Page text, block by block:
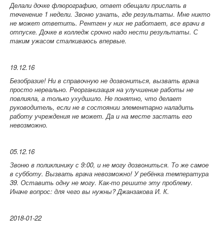
Делали дочке флюрографию, ответ обещали прислать в
теченение 1 недели. Звоню узнать, где результаты. Мне никто
не может ответить. Рентген у них не работает, все врачи в
отпуске. Дочке в колледж срочно надо нести результаты. С
таким ужасом сталкиваюсь впервые.
19.12.16
Безобразие! Ни в справочную не дозвониться, вызвать врача
просто нереально. Реорганизация на улучшение работы не
повлияла, а только ухудшило. Не понятно, что делает
руководитель, если не в состоянии элементарно наладить
работу учреждения не может. Да и на месте застать его
невозможно.
05.12.16
Звоню в поликлинику с 9:00, и не могу дозвониться. То же самое
в субботу. Вызвать врача невозможно! У ребёнка температура
39. Оставить одну не могу. Как-то решите эту проблему.
Иначе вопрос: для чего вы нужны? Джанзакова И. К.
2018-01-22